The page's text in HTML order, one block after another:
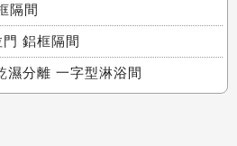
隔間
鋁框隔間
濕分離 一字型淋浴間